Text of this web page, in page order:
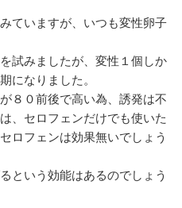
ていますが、いつも変性卵子
試みましたが、変性１個しか
になりました。
８０前後で高い為、誘発は不
、セロフェンだけでも使いた
ロフェンは効果無いでしょう
という効能はあるのでしょう